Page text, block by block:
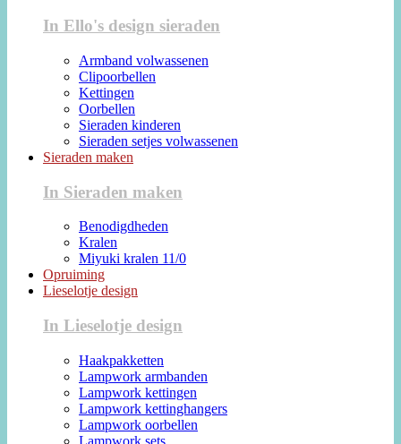
In Ello's design sieraden
Armband volwassenen
Clipoorbellen
Kettingen
Oorbellen
Sieraden kinderen
Sieraden setjes volwassenen
Sieraden maken
In Sieraden maken
Benodigdheden
Kralen
Miyuki kralen 11/0
Opruiming
Lieselotje design
In Lieselotje design
Haakpakketten
Lampwork armbanden
Lampwork kettingen
Lampwork kettinghangers
Lampwork oorbellen
Lampwork sets